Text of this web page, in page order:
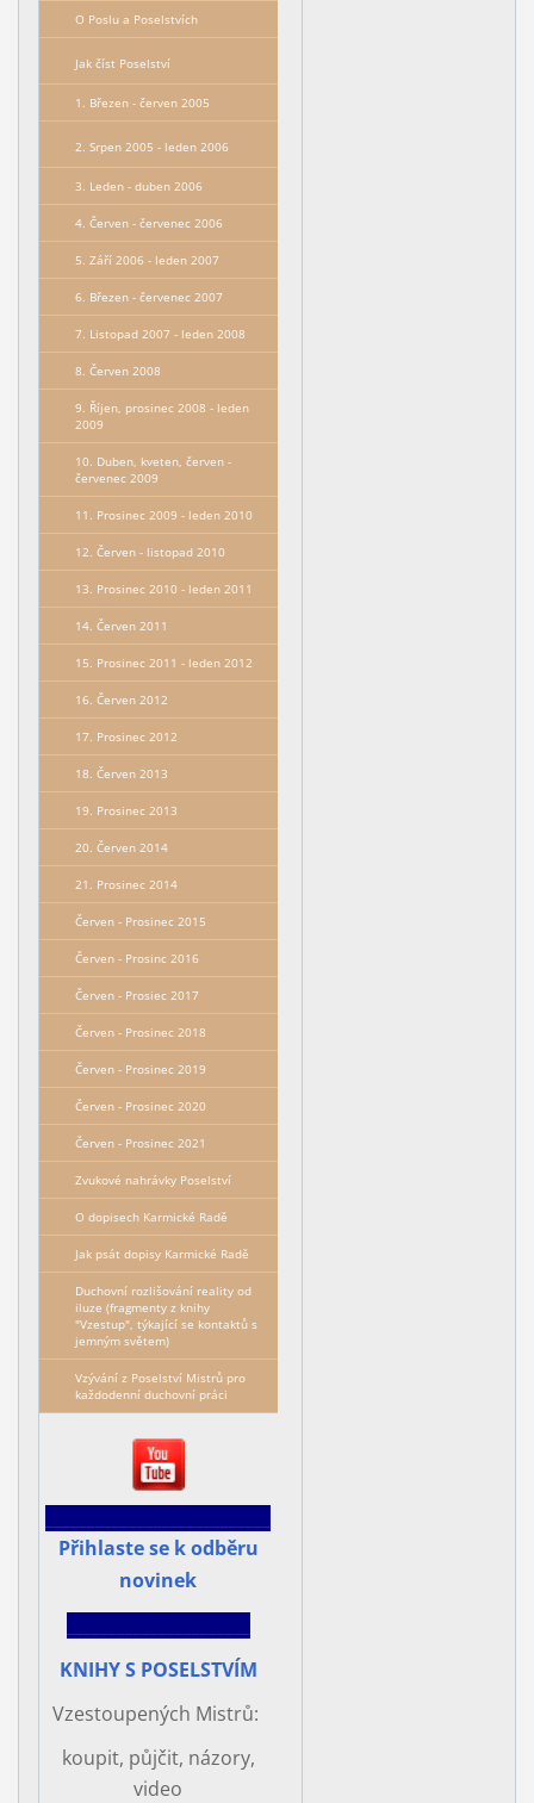
O Poslu a Poselstvích
Jak číst Poselství
1. Březen - červen 2005
2. Srpen 2005 - leden 2006
3. Leden - duben 2006
4. Červen - červenec 2006
5. Září 2006 - leden 2007
6. Březen - červenec 2007
7. Listopad 2007 - leden 2008
8. Červen 2008
9. Říjen, prosinec 2008 - leden
2009
10. Duben, kveten, červen -
červenec 2009
11. Prosinec 2009 - leden 2010
12. Červen - listopad 2010
13. Prosinec 2010 - leden 2011
14. Červen 2011
15. Prosinec 2011 - leden 2012
16. Červen 2012
17. Prosinec 2012
18. Červen 2013
19. Prosinec 2013
20. Červen 2014
21. Prosinec 2014
Červen - Prosinec 2015
Červen - Prosinc 2016
Červen - Prosiec 2017
Červen - Prosinec 2018
Červen - Prosinec 2019
Červen - Prosinec 2020
Červen - Prosinec 2021
Zvukové nahrávky Poselství
O dopisech Karmické Radě
Jak psát dopisy Karmické Radě
Duchovní rozlišování reality od
iluze (fragmenty z knihy
"Vzestup", týkající se kontaktů s
jemným světem)
Vzývání z Poselství Mistrů pro
každodenní duchovní práci
Přihlaste se k odběru
novinek
KNIHY S POSELSTVÍM
Vzestoupených Mistrů:
koupit, půjčit, názory,
video